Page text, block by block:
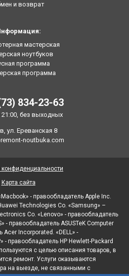
и возврат
мастерская
ноутбуков
программа
программа
834-23-63
21:00, без выходных
ул. Ереванская 8
noutbuka.com
- правообладатель Apple Inc.
Technologies Co. «Samsung» –
Co. «Lenovo» - правообладатель
- правообладатель ASUSTeK Computer
Acer Incorporated. «DELL» -
- правообладатель HP Hewlett-Packard
с целью описания товаров, в
ремонт. Услуги оказываются
на выезде, не связанными с
конфиденциальности
Карта сайта